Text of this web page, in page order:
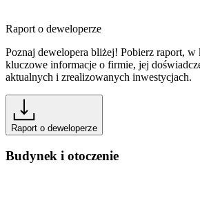
Raport o deweloperze
Poznaj dewelopera bliżej! Pobierz raport, w
kluczowe informacje o firmie, jej
aktualnych i zrealizowanych inwestycjach.
Raport o deweloperze
Budynek i otoczenie